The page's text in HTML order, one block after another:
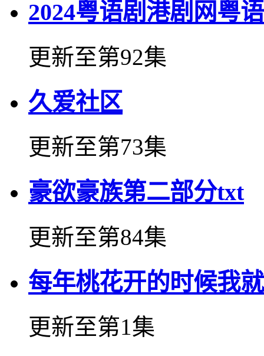
2024粤语剧港剧网粤
更新至第92集
久爱社区
更新至第73集
豪欲豪族第二部分txt
更新至第84集
每年桃花开的时候我
更新至第1集